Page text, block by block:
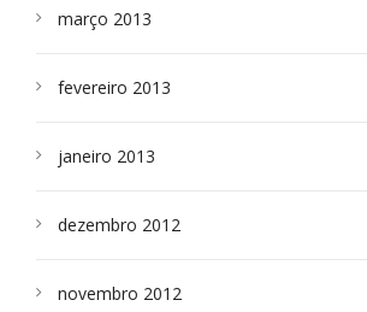
março 2013
fevereiro 2013
janeiro 2013
dezembro 2012
novembro 2012